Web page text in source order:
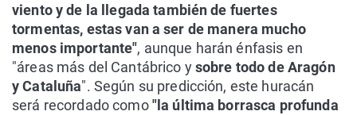
viento y de la llegada también de fuertes
tormentas, estas van a ser de manera mucho
menos importante", aunque harán énfasis en
"áreas más del Cantábrico ysobre todo de Aragón
y Cataluña". Según su predicción, este huracán
será recordado como"la última borrasca profunda